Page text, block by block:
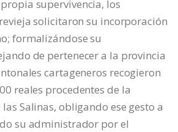
supervivencia, los
solicitaron su incorporación
formalizándose su
de pertenecer a la provincia
cartageneros recogieron
reales procedentes de la
Salinas, obligando ese gesto a
su administrador por el